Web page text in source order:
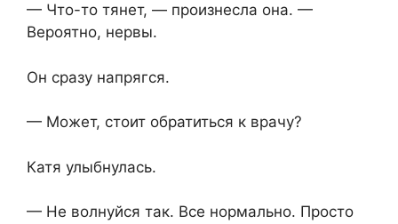
— Что-то тянет, — произнесла она. —
Вероятно, нервы.
Он сразу напрягся.
— Может, стоит обратиться к врачу?
Катя улыбнулась.
— Не волнуйся так. Все нормально. Просто